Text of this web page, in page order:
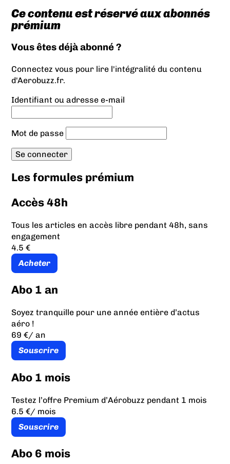
Ce contenu est réservé aux abonnés
prémium
Vous êtes déjà abonné ?
Connectez vous pour lire l'intégralité du contenu
d'Aerobuzz.fr.
Identifiant ou adresse e-mail
Mot de passe
Les formules prémium
Accès 48h
Tous les articles en accès libre pendant 48h, sans
engagement
4.5 €
Acheter
Abo 1 an
Soyez tranquille pour une année entière d’actus
aéro !
69 €/ an
Souscrire
Abo 1 mois
Testez l’offre Premium d’Aérobuzz pendant 1 mois
6.5 €/ mois
Souscrire
Abo 6 mois